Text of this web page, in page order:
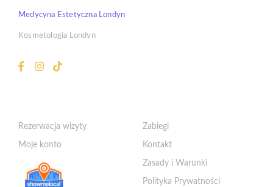
Medycyna Estetyczna Londyn
Kosmetologia Londyn
Rezerwacja wizyty
Moje konto
Zabiegi
Kontakt
Zasady i Warunki
Polityka Prywatności